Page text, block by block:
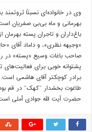
بهرمانی و ماه‌ بی‌بی صفریان
باغ‌داران و تاجران پسته
«وجیهه نظری»، و داماد آقای
صاحب باغات وسیع «پسته» در
پشتوانه خوبی برای
برادر کوچکتر آقای هاشمی
طاغوت بخشدار “کهک” در قم
حضرت آیت الله جوادی آملی